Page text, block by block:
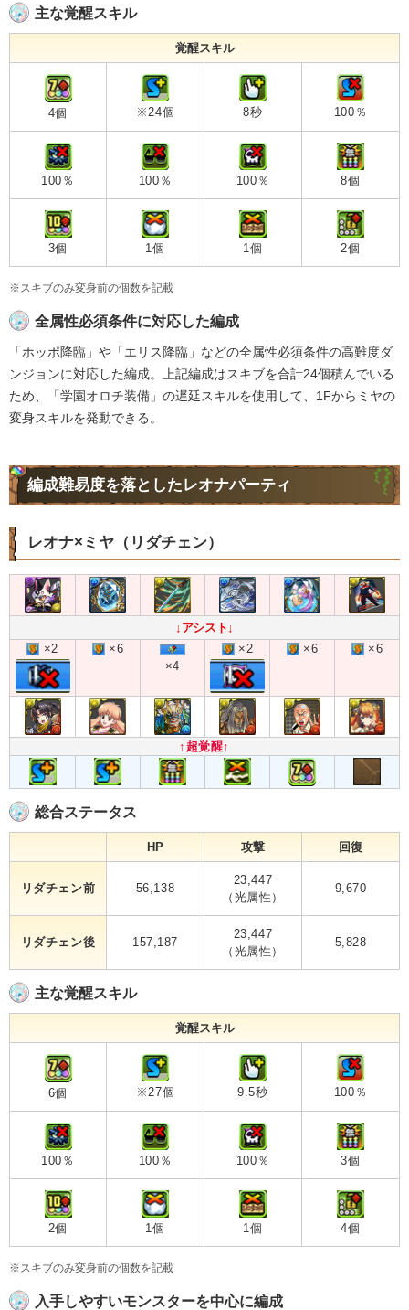
主な覚醒スキル
覚醒スキル
4個 ※24個 8秒 100％
100％ 100％ 100％ 8個
3個 1個 1個 2個
※スキブのみ変身前の個数を記載
全属性必須条件に対応した編成
「ホッポ降臨」や「エリス降臨」などの全属性必須条件の高難度ダ
ンジョンに対応した編成。上記編成はスキブを合計24個積んでいる
ため、「学園オロチ装備」の遅延スキルを使用して、1Fからミヤの
変身スキルを発動できる。
編成難易度を落としたレオナパーティ
レオナ×ミヤ（リダチェン）
↓アシスト↓
×2
×6
×4
×2 ×6 ×6
↑超覚醒↑
総合ステータス
HP 攻撃 回復
リダチェン前 56,138
23,447
（光属性）
9,670
リダチェン後 157,187
23,447
（光属性）
5,828
主な覚醒スキル
覚醒スキル
6個 ※27個 9.5秒 100％
100％ 100％ 100％ 3個
2個 1個 1個 4個
※スキブのみ変身前の個数を記載
入手しやすいモンスターを中心に編成